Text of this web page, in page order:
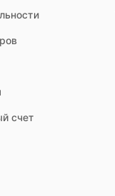
счет